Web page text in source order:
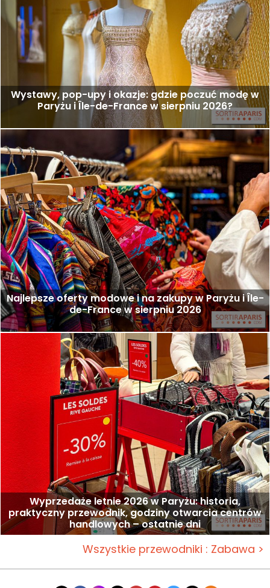
Wystawy, pop-upy i okazje: gdzie poczuć modę w
Paryżu i Île-de-France w sierpniu 2026?
Najlepsze oferty modowe i na zakupy w Paryżu i Île-
de-France w sierpniu 2026
Wyprzedaże letnie 2026 w Paryżu: historia,
praktyczny przewodnik, godziny otwarcia centrów
handlowych – ostatnie dni
Wszystkie przewodniki : Zabawa >